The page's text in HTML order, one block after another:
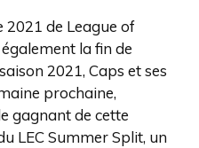
2021 de League of
la fin de
2021, Caps et ses
prochaine,
gagnant de cette
LEC Summer Split, un